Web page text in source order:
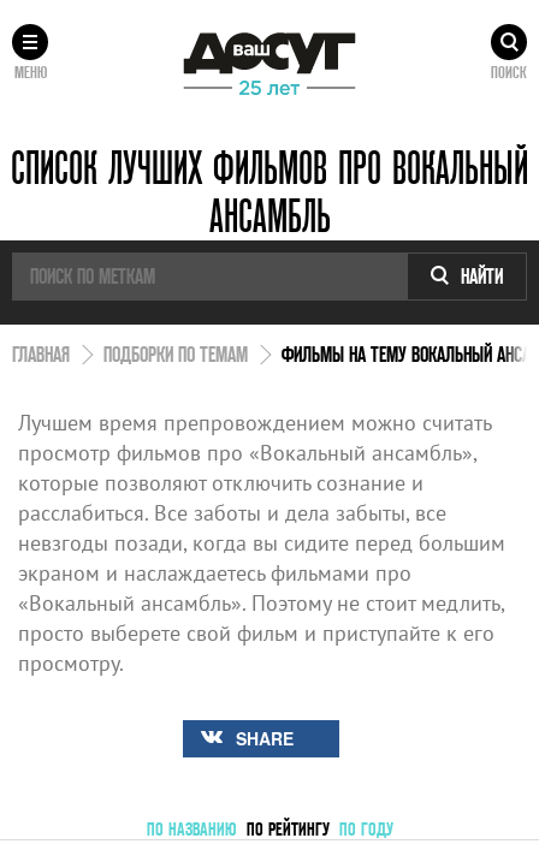
МЕНЮ ПОИСК
СПИСОК ЛУЧШИХ ФИЛЬМОВ ПРО ВОКАЛЬНЫЙ
АНСАМБЛЬ
НАЙТИ
ГЛАВНАЯ ПОДБОРКИ ПО ТЕМАМ ФИЛЬМЫ НА ТЕМУ ВОКАЛЬНЫЙ
Лучшем время препровождением можно считать
просмотр фильмов про «Вокальный ансамбль»,
которые позволяют отключить сознание и
расслабиться. Все заботы и дела забыты, все
невзгоды позади, когда вы сидите перед большим
экраном и наслаждаетесь фильмами про
«Вокальный ансамбль». Поэтому не стоит медлить,
просто выберете свой фильм и приступайте к его
просмотру.
SHARE
ПО НАЗВАНИЮ ПО РЕЙТИНГУ ПО ГОДУ